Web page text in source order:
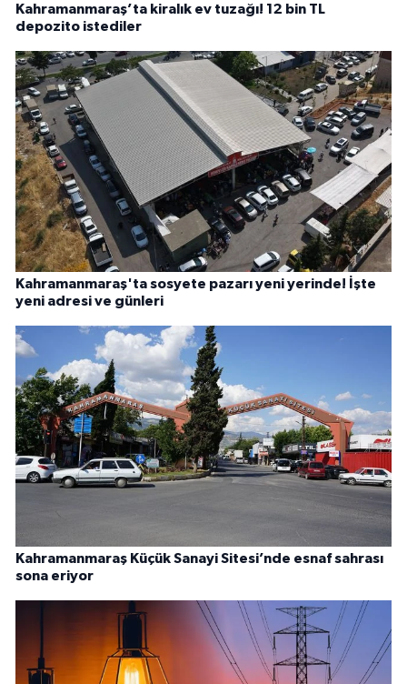
Kahramanmaraş’ta kiralık ev tuzağı! 12 bin TL
depozito istediler
Kahramanmaraş'ta sosyete pazarı yeni yerinde! İşte
yeni adresi ve günleri
Kahramanmaraş Küçük Sanayi Sitesi’nde esnaf sahrası
sona eriyor